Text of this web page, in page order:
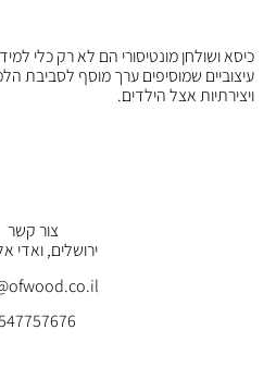
כיסא ושולחן מונטיסורי הם לא רק כלי
עיצוביים שמוסיפים ערך מוסף לסביבת
ויצירתיות אצל הילדים.
צור קשר
ירושלים, ואדי